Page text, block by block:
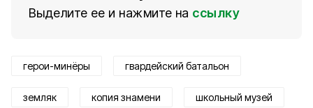
Выделите ее и нажмите на ссылку
герои-минёры гвардейский батальон
земляк копия знамени школьный музей